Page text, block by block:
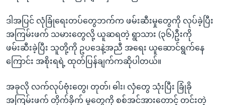
ဒါအပြင် လုံခြုံရေးတပ်တွေဘက်က ဖမ်းဆီးမှုတွေကို လုပ်ခဲ့ပြီး
အကြမ်းဖက် သမားတွေလို့ ယူဆရတဲ့ ရွာသား (၃၆)ဦးကို
ဖမ်းဆီးခဲ့ပြီး သူတို့ကို ဥပဒေနဲ့အညီ အရေး ယူဆောင်ရွက်နေ
ကြောင်း အစိုးရရဲ့ ထုတ်ပြန်ချက်ကဆိုပါတယ်။
အခုလို လက်လုပ်ဗုံးတွေ၊ တုတ်၊ ဓါး၊ လှံတွေ သုံးပြီး ခြုံခို
အကြမ်းဖက် တိုက်ခိုက် မှုတွေကို စစ်အင်အားတောင့် တင်းတဲ့